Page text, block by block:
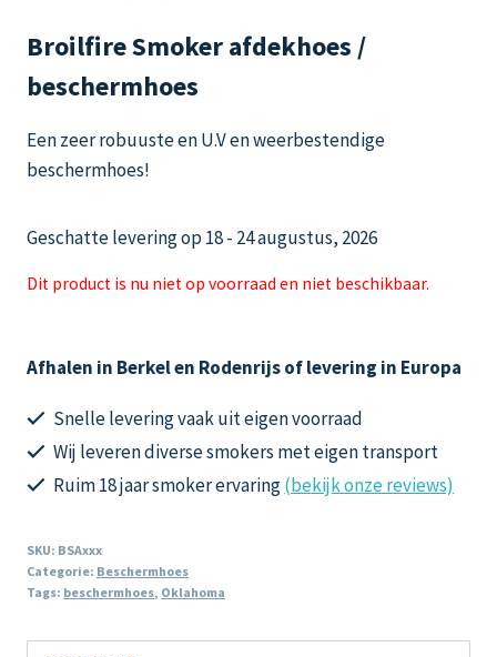
Broilfire Smoker afdekhoes /
beschermhoes
Een zeer robuuste en U.V en weerbestendige
beschermhoes!
Geschatte levering op 18 - 24 augustus, 2026
Dit product is nu niet op voorraad en niet beschikbaar.
Afhalen in Berkel en Rodenrijs of levering in Europa
Snelle levering vaak uit eigen voorraad
Wij leveren diverse smokers met eigen transport
Ruim 18 jaar smoker ervaring(bekijk onze reviews)
SKU: BSAxxx
Categorie: Beschermhoes
Tags: beschermhoes, Oklahoma